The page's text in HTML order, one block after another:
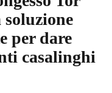
soluzione
per dare
casalinghi